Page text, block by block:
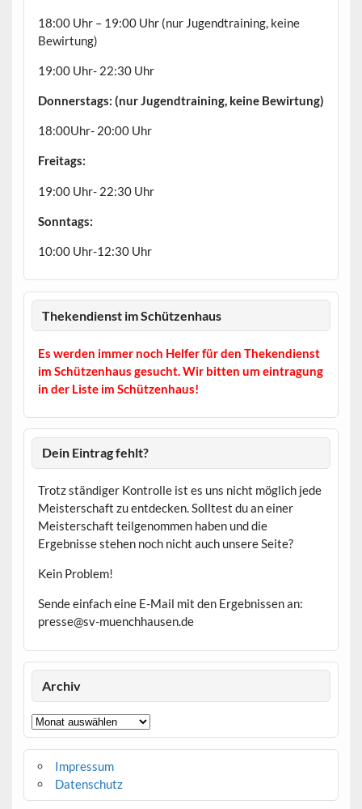
18:00 Uhr – 19:00 Uhr (nur Jugendtraining, keine
Bewirtung)
19:00 Uhr- 22:30 Uhr
Donnerstags: (nur Jugendtraining, keine Bewirtung)
18:00Uhr- 20:00 Uhr
Freitags:
19:00 Uhr- 22:30 Uhr
Sonntags:
10:00 Uhr-12:30 Uhr
Thekendienst im Schützenhaus
Es werden immer noch Helfer für den Thekendienst
im Schützenhaus gesucht. Wir bitten um eintragung
in der Liste im Schützenhaus!
Dein Eintrag fehlt?
Trotz ständiger Kontrolle ist es uns nicht möglich jede
Meisterschaft zu entdecken. Solltest du an einer
Meisterschaft teilgenommen haben und die
Ergebnisse stehen noch nicht auch unsere Seite?
Kein Problem!
Sende einfach eine E-Mail mit den Ergebnissen an:
presse@sv-muenchhausen.de
Archiv
Archiv
Impressum
Datenschutz